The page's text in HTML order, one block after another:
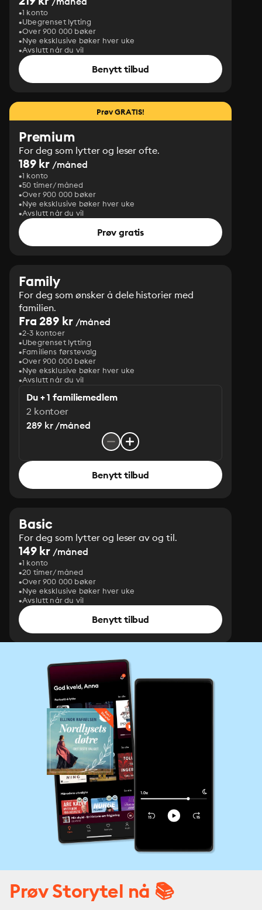
1 konto
Ubegrenset lytting
Over 900 000 bøker
Nye eksklusive bøker hver uke
Avslutt når du vil
Benytt tilbud
Prøv GRATIS!
Premium
For deg som lytter og leser ofte.
189 kr /måned
1 konto
50 timer/måned
Over 900 000 bøker
Nye eksklusive bøker hver uke
Avslutt når du vil
Prøv gratis
Family
For deg som ønsker å dele historier med
familien.
Fra 289 kr/måned
2-3 kontoer
Ubegrenset lytting
Familiens førstevalg
Over 900 000 bøker
Nye eksklusive bøker hver uke
Avslutt når du vil
Du + 1 familiemedlem
2 kontoer
289 kr /måned
Benytt tilbud
Basic
For deg som lytter og leser av og til.
149 kr /måned
1 konto
20 timer/måned
Over 900 000 bøker
Nye eksklusive bøker hver uke
Avslutt når du vil
Benytt tilbud
Prøv Storytel nå 📚